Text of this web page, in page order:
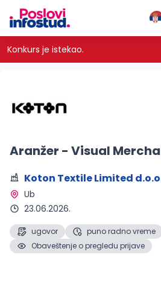
Konkurs je istekao.
Aranžer - Visual
Koton Textile Limited
Ub
23.06.2026.
ugovor
puno radno vreme
Obaveštenje o pregledu prijave